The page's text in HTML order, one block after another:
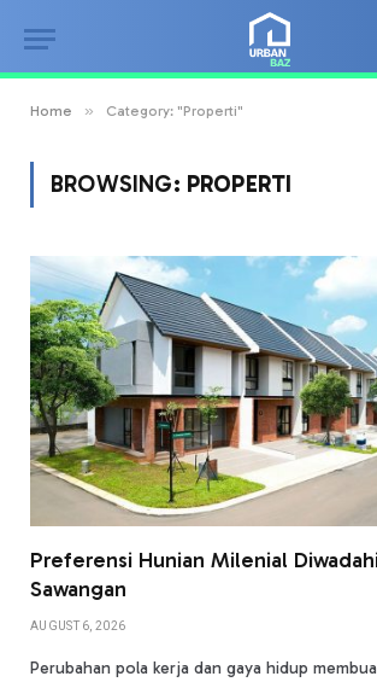
Home » Category: "Properti"
BROWSING: PROPERTI
Preferensi Hunian Milenial
Sawangan
AUGUST 6, 2026
Perubahan pola kerja dan gaya hidup